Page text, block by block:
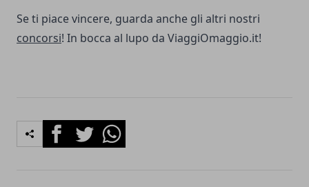
Se ti piace vincere, guarda anche gli altri nostri
concorsi! In bocca al lupo da ViaggiOmaggio.it!
FacebookTwitterWhatsapp